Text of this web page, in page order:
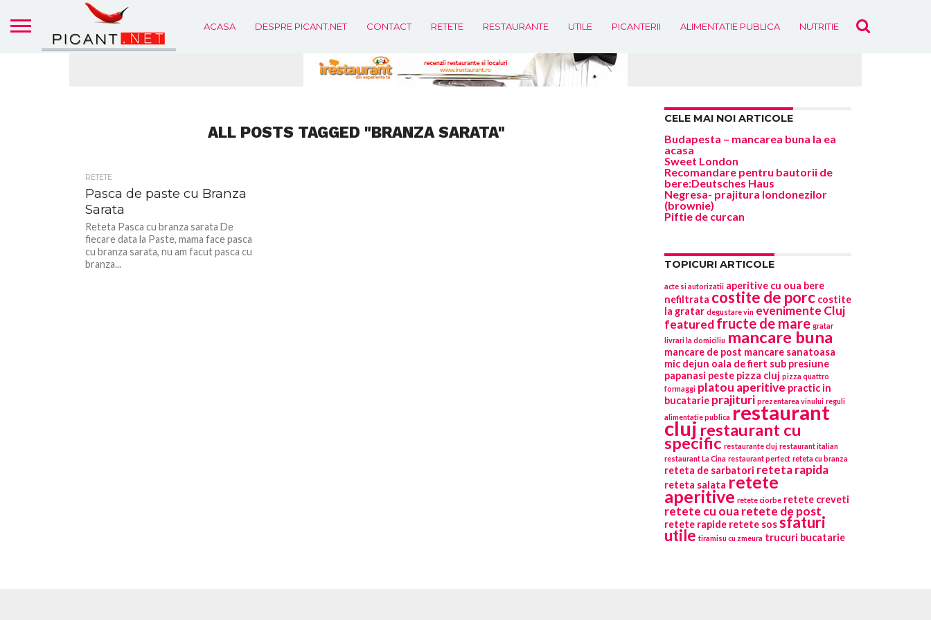
ACASA DESPRE PICANT.NET CONTACT RETETE RESTAURANTE UTILE PICANTERII ALIMENTATIE PUBLICA NUTRITIE EVENIMENTE
ALL POSTS TAGGED "BRANZA SARATA"
RETETE
Pasca de paste cu Branza
Sarata
Reteta Pasca cu branza sarata De
fiecare data la Paste, mama face pasca
cu branza sarata, nu am facut pasca cu
branza...
CELE MAI NOI ARTICOLE
Budapesta – mancarea buna la ea
acasa
Sweet London
Recomandare pentru bautorii de
bere:Deutsches Haus
Negresa- prajitura londonezilor
(brownie)
Piftie de curcan
TOPICURI ARTICOLE
acte si autorizatii aperitive cu oua bere
nefiltrata costite de porc costite
la gratar degustare vin evenimente Cluj
featuredfructe de mare gratar
livrari la domiciliu mancare buna
mancare de post mancare sanatoasa
mic dejun oala de fiert sub presiune
papanasi peste pizza cluj pizza quattro
formaggi platou aperitive practic in
bucatarie prajituri prezentarea vinului reguli
alimentatie publica restaurant
clujrestaurant cu
specific restaurante cluj restaurant italian
restaurant La Cina restaurant perfect reteta cu branza
reteta de sarbatori reteta rapida
reteta salata retete
aperitive retete ciorbe retete creveti
retete cu ouaretete de post
retete rapide retete sossfaturi
utile tiramisu cu zmeura trucuri bucatarie